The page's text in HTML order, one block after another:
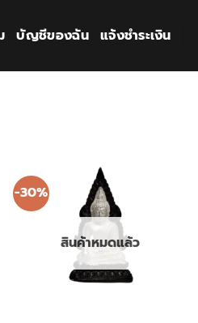
บัญชีของฉัน แจ้งชำระเงิน
-30%
สินค้าหมดแล้ว